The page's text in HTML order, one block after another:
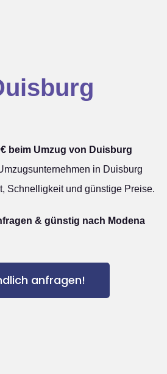
beim Umzug von Duisburg
in Duisburg
Schnelligkeit und günstige Preise.
& günstig nach Modena
anfragen!